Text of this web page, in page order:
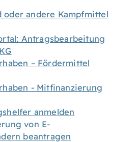
oder andere Kampfmittel
Antragsbearbeitung
– Fördermittel
- Mitfinanzierung
anmelden
von E-
beantragen